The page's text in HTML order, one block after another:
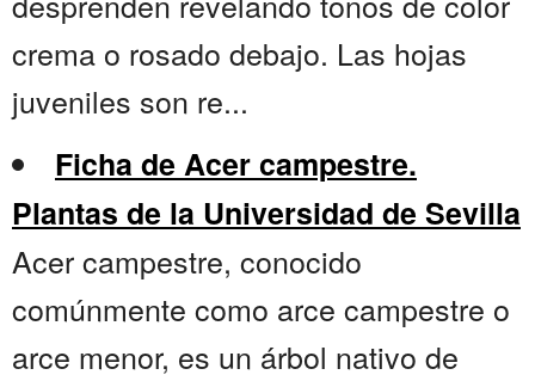
crema o rosado debajo. Las hojas
juveniles son re...
Ficha de Acer campestre.
Plantas de la Universidad de Sevilla
Acer campestre, conocido
comúnmente como arce campestre o
arce menor, es un árbol nativo de